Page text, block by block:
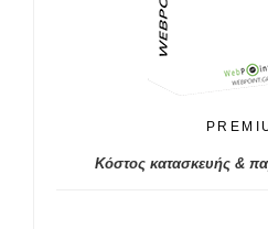
Κόστος κατασκευής &